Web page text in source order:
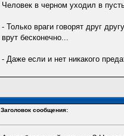
Человек в черном уходил в
- Только враги говорят друг
врут бесконечно...
- Даже если и нет никакого
Заголовок сообщения: